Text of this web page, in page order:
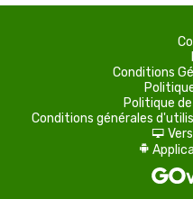
Conditions
Politique
Conditions générales
d
A